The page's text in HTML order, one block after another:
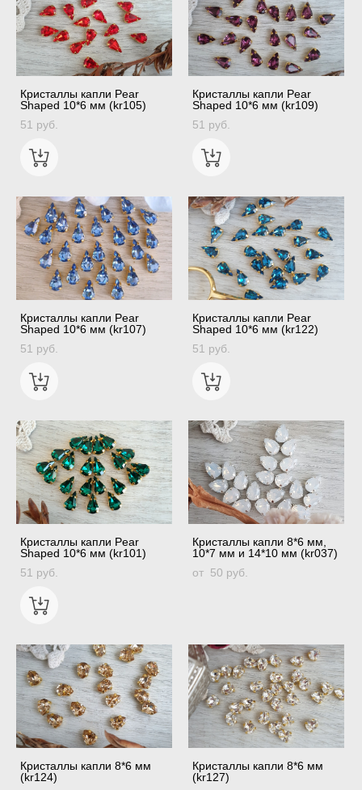
Кристаллы капли Pear
Shaped 10*6 мм (kr105)
51 pуб.
Кристаллы капли Pear
Shaped 10*6 мм (kr109)
51 pуб.
Кристаллы капли Pear
Shaped 10*6 мм (kr107)
51 pуб.
Кристаллы капли Pear
Shaped 10*6 мм (kr122)
51 pуб.
Кристаллы капли Pear
Shaped 10*6 мм (kr101)
51 pуб.
Кристаллы капли 8*6 мм,
10*7 мм и 14*10 мм (kr037)
от 50 pуб.
Кристаллы капли 8*6 мм
(kr124)
Кристаллы капли 8*6 мм
(kr127)